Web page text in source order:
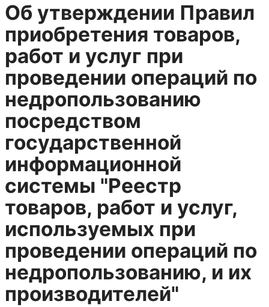
Об утверждении Правил
приобретения товаров,
работ и услуг при
проведении операций по
недропользованию
посредством
государственной
информационной
системы "Реестр
товаров, работ и услуг,
используемых при
проведении операций по
недропользованию, и их
производителей"